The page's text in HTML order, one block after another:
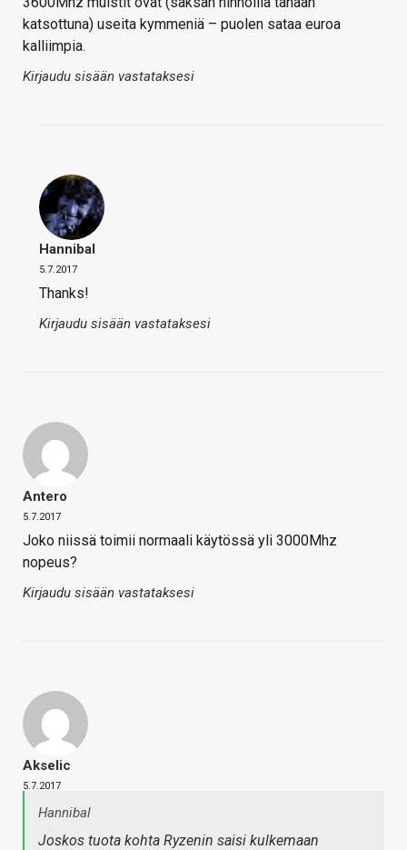
katsottuna) useita kymmeniä – puolen sataa euroa
kalliimpia.
Kirjaudu sisään vastataksesi
Hannibal
5.7.2017
Thanks!
Kirjaudu sisään vastataksesi
Antero
5.7.2017
Joko niissä toimii normaali käytössä yli 3000Mhz
nopeus?
Kirjaudu sisään vastataksesi
Akselic
5.7.2017
Hannibal
Joskos tuota kohta Ryzenin saisi kulkemaan